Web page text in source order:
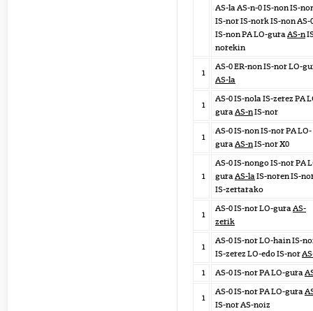
AS-la AS-n-0 IS-non IS-
IS-nor IS-nork IS-non AS-
IS-non PA LO-guraAS-n
norekin
1
AS-0 ER-non IS-nor LO-
AS-la
1
AS-0 IS-nola IS-zerez PA
guraAS-nIS-nor
1
AS-0 IS-non IS-nor PA LO-
guraAS-nIS-nor X0
1
AS-0 IS-nongo IS-nor PA
guraAS-laIS-noren IS-
IS-zertarako
1
AS-0 IS-nor LO-guraAS-
zerik
1
AS-0 IS-nor LO-hain IS-
IS-zerez LO-edo IS-nor
1
AS-0 IS-nor PA LO-gura
1
AS-0 IS-nor PA LO-gura
IS-nor AS-noiz